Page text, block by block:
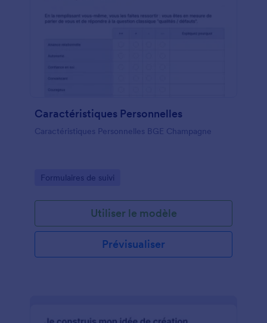
Caractéristiques Personnelles
Caractéristiques Personnelles BGE Champagne
Go to Category:
Formulaires de suivi
Utiliser le modèle
Prévisualiser